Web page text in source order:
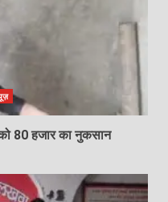
80 हजार का नुकसान